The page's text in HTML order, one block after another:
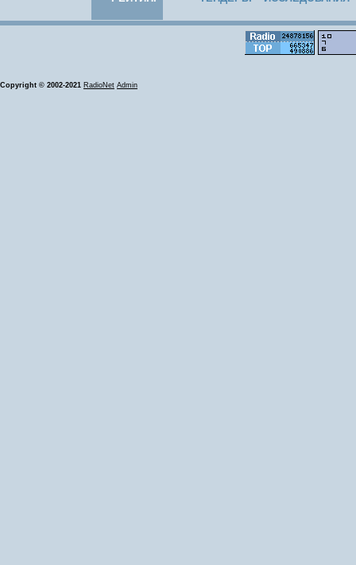
Copyright © 2002-2021 RadioNet Admin